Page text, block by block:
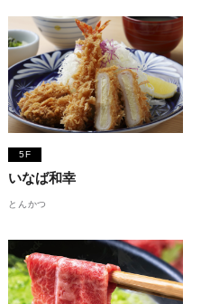
5F
いなば和幸
とんかつ